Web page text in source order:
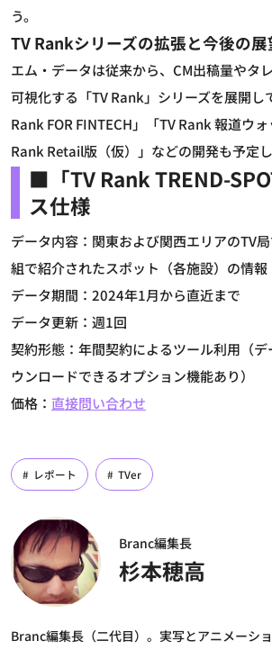
う。
TV Rankシリーズの拡張と今後の展
エム・データは従来から、CM出稿量やタ
可視化する「TV Rank」シリーズを展開し
Rank FOR FINTECH」「TV Rank 報道ウ
Rank Retail版（仮）」などの開発も予定し
■「TV Rank TREND-
ス仕様
データ内容：関東および関西エリアのTV
組で紹介されたスポット（各施設）の情報
データ期間：2024年1月から直近まで
データ更新：週1回
契約形態：年間契約によるツール利用（デ
ウンロードできるオプション機能あり）
価格： 直接問い合わせ
レポート TVer
Branc編集長
杉本穂高
Branc編集長（二代目）。実写とアニメーシ